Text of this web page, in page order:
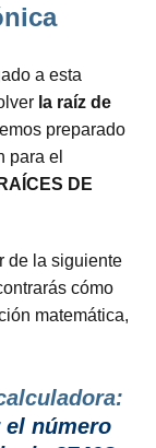
a esta
la raíz de
preparado
para el
RAÍCES DE
de la siguiente
cómo
matemática,
el número